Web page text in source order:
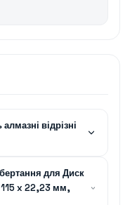
відрізні
для Диск
x 22,23 мм,